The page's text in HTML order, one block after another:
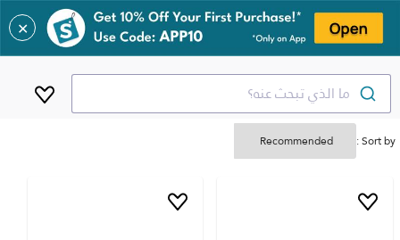
✕
ما الذي تبحث عنه؟
Sort by :